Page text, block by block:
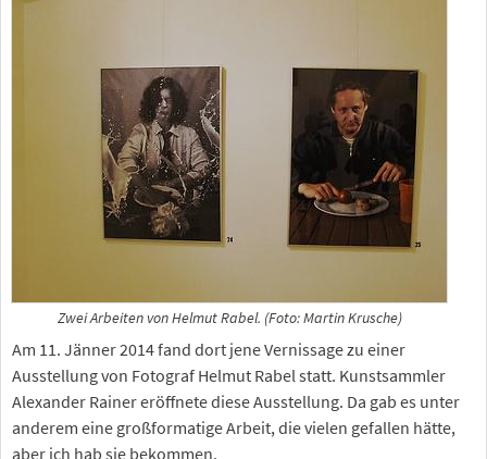
Zwei Arbeiten von Helmut Rabel. (Foto: Martin Krusche)
Am 11. Jänner 2014 fand dort jene Vernissage zu einer
Ausstellung von Fotograf Helmut Rabel statt. Kunstsammler
Alexander Rainer eröffnete diese Ausstellung. Da gab es unter
anderem eine großformatige Arbeit, die vielen gefallen hätte,
aber ich hab sie bekommen.